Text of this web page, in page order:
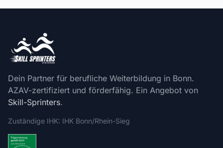
Dein Partner für berufliche Weiterbildung in Bonn.
AZAV-zertifiziert und förderfähig. Ein Angebot von
Skill-Sprinters.
Zuständige IHK: IHK Bonn/Rhein-Sieg